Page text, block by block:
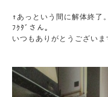
↑あっという間に解体終了。
ﾌｸﾀﾞさん。
いつもありがとうござ